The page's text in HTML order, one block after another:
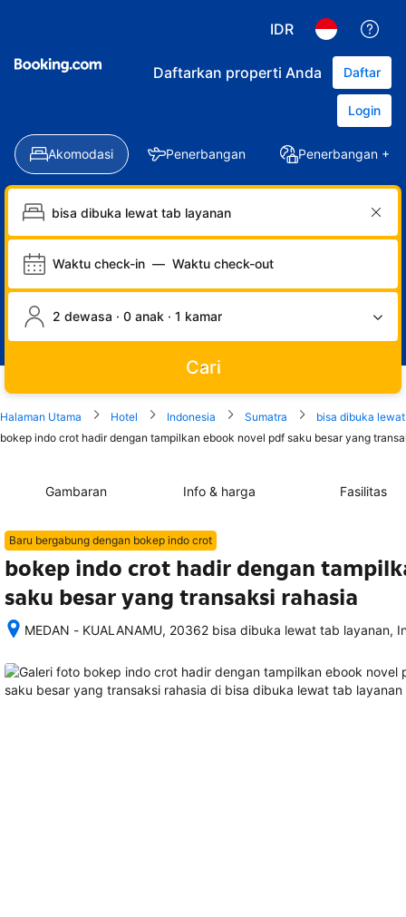
IDR
Daftarkan properti Anda Daftar
Login
Akomodasi Penerbangan Penerbangan +
Waktu check-in — Waktu check-out
2 dewasa · 0 anak · 1 kamar
Cari
Halaman Utama Hotel Indonesia Sumatra
bisa dibuka
bokep indo crot hadir dengan tampilkan ebook novel pdf saku besar yang
Gambaran Info & harga Fasilitas
Baru bergabung dengan bokep indo crot
bokep indo crot hadir dengan
saku besar yang transaksi rahasia
MEDAN - KUALANAMU, 20362 bisa dibuka lewat tab layanan,
memesan,
semua